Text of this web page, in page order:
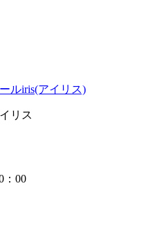
リス
00